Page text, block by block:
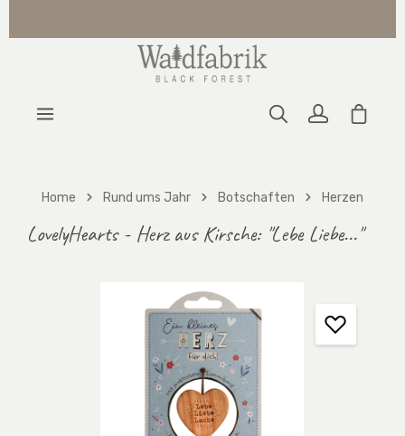
Home Rund ums Jahr Botschaften Herzen
LovelyHearts - Herz aus Kirsche: "Lebe Liebe..."